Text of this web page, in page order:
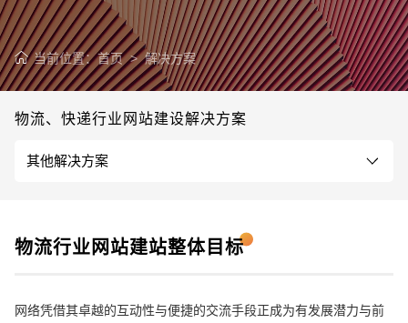
当前位置：首页>解决方案
物流、快递行业网站建设解决方案
其他解决方案
物流行业网站建站整体目标
网络凭借其卓越的互动性与便捷的交流手段正成为有发展潜力与前